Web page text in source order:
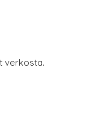
verkosta.